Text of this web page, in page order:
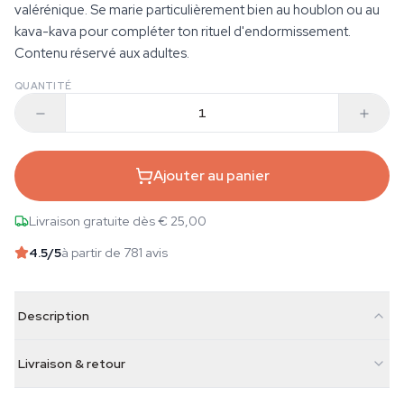
valérénique. Se marie particulièrement bien au houblon ou au
kava-kava pour compléter ton rituel d'endormissement.
Contenu réservé aux adultes.
QUANTITÉ
Ajouter au panier
Livraison gratuite dès € 25,00
4.5/5à partir de 781 avis
Description
Livraison & retour